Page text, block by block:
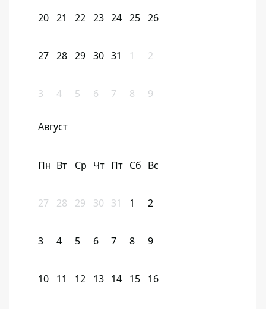
20 21 22 23 24 25 26
27 28 29 30 31 1 2
3 4 5 6 7 8 9
Август
Пн Вт Ср Чт Пт Сб Вс
27 28 29 30 31 1 2
3 4 5 6 7 8 9
10 11 12 13 14 15 16